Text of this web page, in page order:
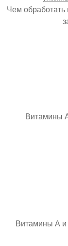
Чем
Витамины
Витамины А и